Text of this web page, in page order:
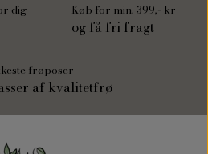
dig Køb for min. 399,- kr
og få fri fragt
frøposer
af kvalitetfrø